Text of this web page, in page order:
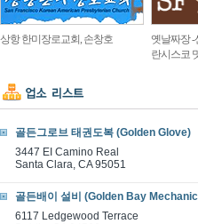
상항 한미장로교회, 손창호
옛날짜장 -
란시스코
골든그로브 태권도복 (Golden Glove)
3447 EI Camino Real
Santa Clara, CA 95051
골든배이 설비 (Golden Bay
6117 Ledgewood Terrace